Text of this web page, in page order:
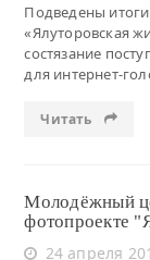
Подведены
«Ялуторовская
состязание
для интернет-
Читать
Молодёжный
фотопроекте
24 апреля